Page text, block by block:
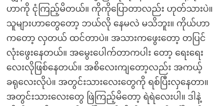
ဟာကို ငုံကြည့်မိတယ်။ ကိုကိုပြောတာလည်း ဟုတ်သားပဲ။
သူများဟာတွေတော့ ဘယ်လို နေမလဲ မသိဘူး။ ကိုယ်ဟာ
ကတော့ လှတယ် ထင်တာပဲ။ အသားကဖွေးတော့ တပြင်
လုံးဖွေးနေတယ်။ အမွေးပေါက်တာကပါး တော့ ရေးရေး
လေးလိုဖြစ်နေတယ်။ အစိလေးကျတော့လည်း အကယ့်
ခရုလေးလိုပဲ။ အတွင်းသားလေးတွေကို ရစ်ပြီးလှနေတာ။
အတွင်းသားလေးတွေ ဖြဲကြည့်မိတော့ ရဲရဲလေးပါ။ ဒါနဲ့